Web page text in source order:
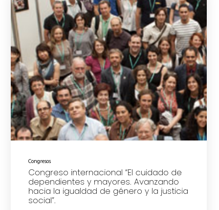
Congresos
Congreso internacional “El cuidado de
dependientes y mayores. Avanzando
hacia la igualdad de género y la justicia
social”.